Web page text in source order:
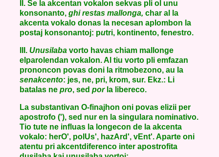
II. Se la akcentan vokalon sekvas pli ol unu
konsonanto, ghi restas mallonga, char al la
akcenta vokalo donas la necesan aplombon la
postaj konsonantoj: putri, kontinento, fenestro.
III. Unusilaba vorto havas chiam mallonge
elparolendan vokalon. Al tiu vorto pli emfazan
prononcon povas doni la ritmobezono, au la
senakcento: jes, ne, pri, krom, sur. Ekz.: Li
batalas ne pro, sed porla libereco.
La substantivan O-finajhon oni povas elizii per
apostrofo ('), sed nur en la singulara nominativo.
Tio tute ne influas la longecon de la akcenta
vokalo: herO', polUs', hazArd', vEnt'. Aparte oni
atentu pri akcentdiferenco inter apostrofita